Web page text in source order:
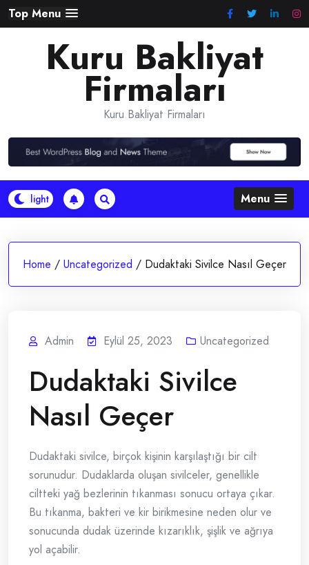
Skip
to
Top Menu
Kuru Bakliyat
Firmaları
Kuru Bakliyat Firmaları
Menu
Home / Uncategorized / Dudaktaki Sivilce Nasıl Geçer
Admin Eylül 25, 2023 Uncategorized
Dudaktaki Sivilce
Nasıl Geçer
Dudaktaki sivilce, birçok kişinin karşılaştığı bir cilt
sorunudur. Dudaklarda oluşan sivilceler, genellikle
ciltteki yağ bezlerinin tıkanması sonucu ortaya çıkar.
Bu tıkanma, bakteri ve kir birikmesine neden olur ve
sonucunda dudak üzerinde kızarıklık, şişlik ve ağrıya
yol açabilir.